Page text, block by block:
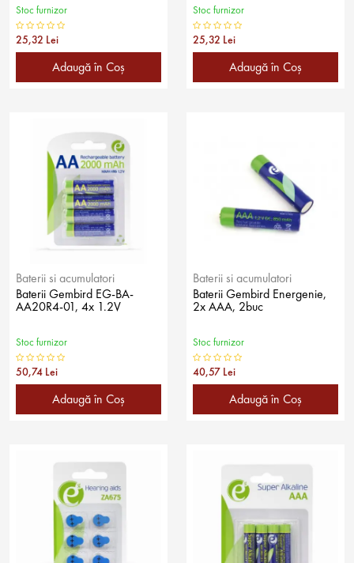
Stoc furnizor
25,32 Lei
Adaugă în Coş
Stoc furnizor
25,32 Lei
Adaugă în Coş
Baterii si acumulatori
Baterii Gembird EG-BA-
AA20R4-01, 4x 1.2V
Stoc furnizor
50,74 Lei
Adaugă în Coş
Baterii si acumulatori
Baterii Gembird Energenie,
2x AAA, 2buc
Stoc furnizor
40,57 Lei
Adaugă în Coş